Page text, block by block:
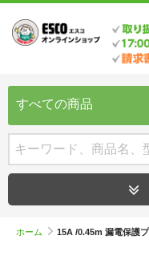
すべての商品
ホーム 15A /0.45m 漏電保護